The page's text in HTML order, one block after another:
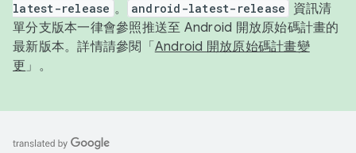
latest-release 。 android-latest-release
資訊清
單分支版本一律會參照推送至 Android 開放原始碼計畫的
最新版本。詳情請參閱「 Android 開放原始碼計畫變
更 」。